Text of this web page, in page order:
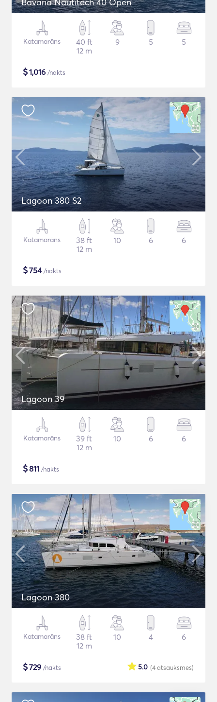
Katamarāns
40 ft
12 m
9 5 5
$1,016 /nakts
Lagoon 380 S2
Katamarāns
38 ft
12 m
10 6 6
$754/nakts
Lagoon 39
Katamarāns
39 ft
12 m
10 6 6
$811 /nakts
Lagoon 380
Katamarāns
38 ft
12 m
10 4 6
$729 /nakts (4atsauksmes)
5.0